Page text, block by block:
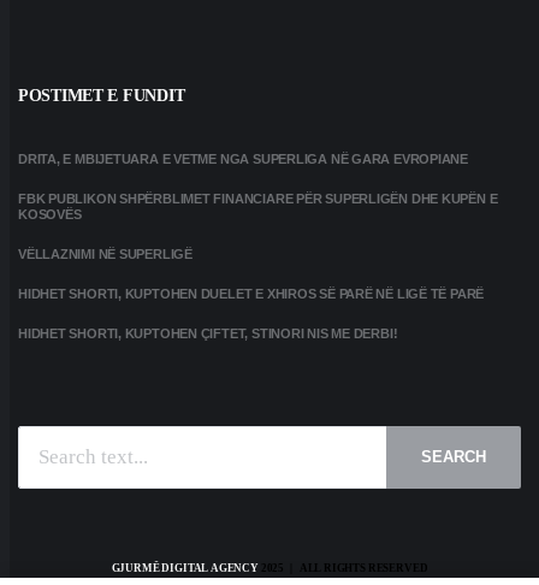
POSTIMET E FUNDIT
DRITA, E MBIJETUARA E VETME NGA SUPERLIGA NË GARA EVROPIANE
FBK PUBLIKON SHPËRBLIMET FINANCIARE PËR SUPERLIGËN DHE KUPËN E
KOSOVËS
VËLLAZNIMI NË SUPERLIGË
HIDHET SHORTI, KUPTOHEN DUELET E XHIROS SË PARË NË LIGË TË PARË
HIDHET SHORTI, KUPTOHEN ÇIFTET, STINORI NIS ME DERBI!
SEARCH
GJURMË DIGITAL AGENCY2025 | ALL RIGHTS RESERVED